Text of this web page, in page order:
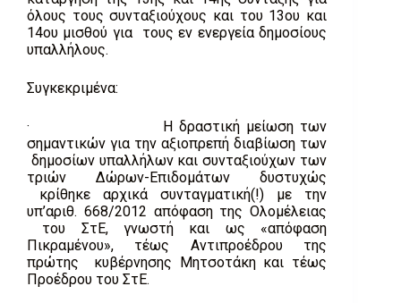
όλους τους συνταξιούχους και του 13ου και
14ου μισθού για τους εν ενεργεία δημοσίους
υπαλλήλους.
Συγκεκριμένα:
· Η δραστική μείωση των
σημαντικών για την αξιοπρεπή διαβίωση των
δημοσίων υπαλλήλων και συνταξιούχων των
τριών Δώρων-Επιδομάτων δυστυχώς
κρίθηκε αρχικά συνταγματική(!) με την
υπ’αριθ. 668/2012 απόφαση της Ολομέλειας
του ΣτΕ, γνωστή και ως «απόφαση
Πικραμένου», τέως Αντιπροέδρου της
πρώτης κυβέρνησης Μητσοτάκη και τέως
Προέδρου του ΣτΕ.